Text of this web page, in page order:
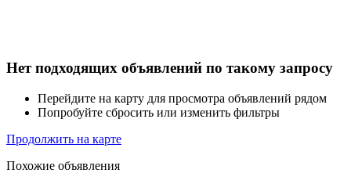
Нет подходящих объявлений по такому запросу
Перейдите на карту для просмотра объявлений рядом
Попробуйте сбросить или изменить фильтры
Продолжить на карте
Похожие объявления